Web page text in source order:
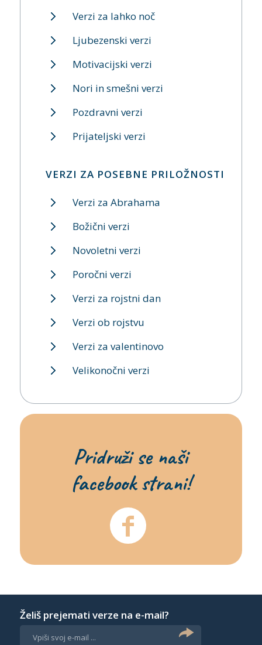
Verzi za lahko noč
Ljubezenski verzi
Motivacijski verzi
Nori in smešni verzi
Pozdravni verzi
Prijateljski verzi
VERZI ZA POSEBNE PRILOŽNOSTI
Verzi za Abrahama
Božični verzi
Novoletni verzi
Poročni verzi
Verzi za rojstni dan
Verzi ob rojstvu
Verzi za valentinovo
Velikonočni verzi
Pridruži se naši
facebook strani!
Želiš prejemati verze na e-mail?